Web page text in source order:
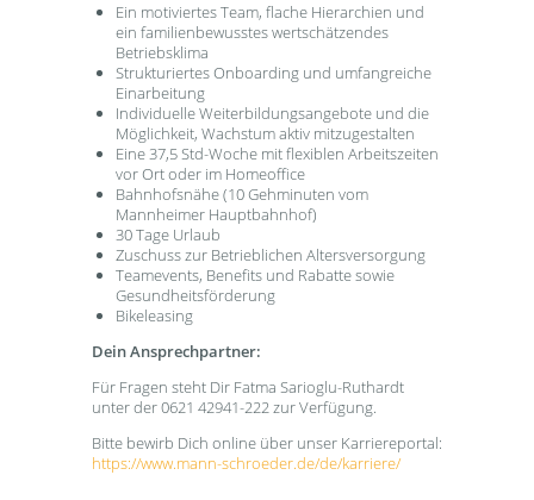
Ein motiviertes Team, flache Hierarchien und
ein familienbewusstes wertschätzendes
Betriebsklima
Strukturiertes Onboarding und umfangreiche
Einarbeitung
Individuelle Weiterbildungsangebote und die
Möglichkeit, Wachstum aktiv mitzugestalten
Eine 37,5 Std-Woche mit flexiblen Arbeitszeiten
vor Ort oder im Homeoffice
Bahnhofsnähe (10 Gehminuten vom
Mannheimer Hauptbahnhof)
30 Tage Urlaub
Zuschuss zur Betrieblichen Altersversorgung
Teamevents, Benefits und Rabatte sowie
Gesundheitsförderung
Bikeleasing
Dein Ansprechpartner:
Für Fragen steht Dir Fatma Sarioglu-Ruthardt
unter der 0621 42941-222 zur Verfügung.
Bitte bewirb Dich online über unser Karriereportal:
https://www.mann-schroeder.de/de/karriere/